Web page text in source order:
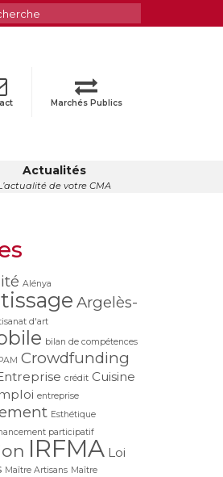
Marchés Publics
Actualités
de votre CMA
Alénya
Argelès-
d'art
bilan de compétences
Crowdfunding
crédit Cuisine
entreprise
Esthétique
participatif
IRFMA Loi
Maître Artisans Maître